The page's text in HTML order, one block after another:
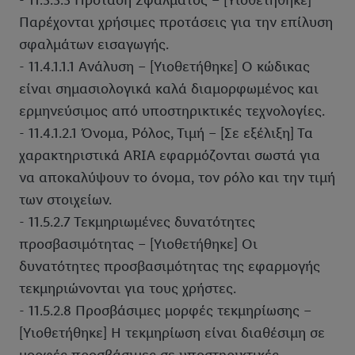
Παρέχονται χρήσιμες προτάσεις για την επίλυση
σφαλμάτων εισαγωγής.
- 11.4.1.1.1 Ανάλυση – [Υιοθετήθηκε] Ο κώδικας
είναι σημασιολογικά καλά διαμορφωμένος και
ερμηνεύσιμος από υποστηρικτικές τεχνολογίες.
- 11.4.1.2.1 Όνομα, Ρόλος, Τιμή – [Σε εξέλιξη] Τα
χαρακτηριστικά ARIA εφαρμόζονται σωστά για
να αποκαλύψουν το όνομα, τον ρόλο και την τιμή
των στοιχείων.
- 11.5.2.7 Τεκμηριωμένες δυνατότητες
προσβασιμότητας – [Υιοθετήθηκε] Οι
δυνατότητες προσβασιμότητας της εφαρμογής
τεκμηριώνονται για τους χρήστες.
- 11.5.2.8 Προσβάσιμες μορφές τεκμηρίωσης –
[Υιοθετήθηκε] Η τεκμηρίωση είναι διαθέσιμη σε
βρείτε τα νομικά στοιχεία της εταιρείας μας εδώ.